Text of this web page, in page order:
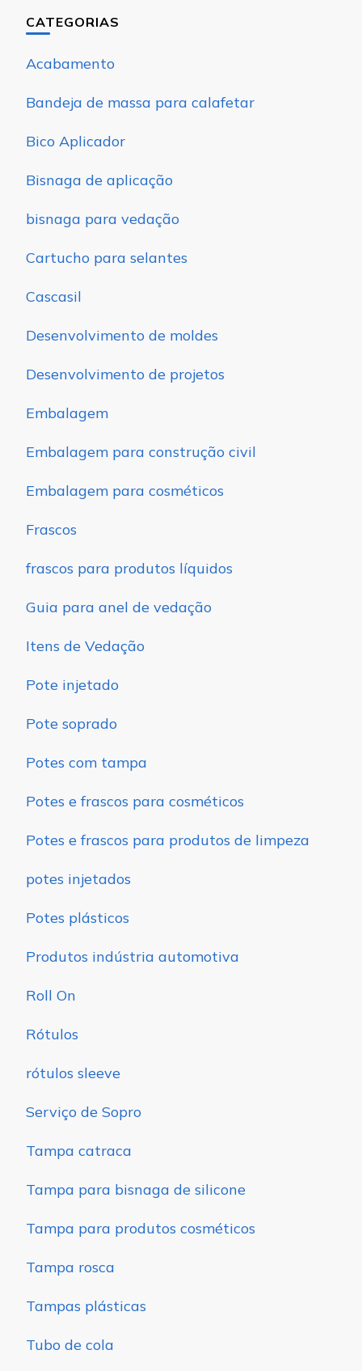
CATEGORIAS
Acabamento
Bandeja de massa para calafetar
Bico Aplicador
Bisnaga de aplicação
bisnaga para vedação
Cartucho para selantes
Cascasil
Desenvolvimento de moldes
Desenvolvimento de projetos
Embalagem
Embalagem para construção civil
Embalagem para cosméticos
Frascos
frascos para produtos líquidos
Guia para anel de vedação
Itens de Vedação
Pote injetado
Pote soprado
Potes com tampa
Potes e frascos para cosméticos
Potes e frascos para produtos de limpeza
potes injetados
Potes plásticos
Produtos indústria automotiva
Roll On
Rótulos
rótulos sleeve
Serviço de Sopro
Tampa catraca
Tampa para bisnaga de silicone
Tampa para produtos cosméticos
Tampa rosca
Tampas plásticas
Tubo de cola